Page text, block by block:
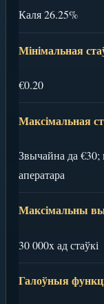
Каля 26.25%
Мінімальная
€0.20
Максімальная
Звычайна да €30;
аператара
Максімальны
30 000x ад стаўкі
Галоўныя